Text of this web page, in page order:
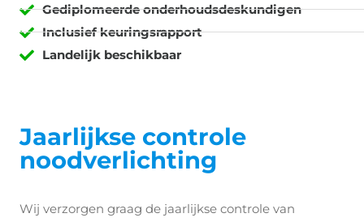
Gediplomeerde onderhoudsdeskundigen
Inclusief keuringsrapport
Landelijk beschikbaar
Jaarlijkse controle
noodverlichting
Wij verzorgen graag de jaarlijkse controle van